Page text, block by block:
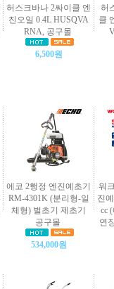
허스크바나 2싸이클 엔
진오일 0.4L HUSQVA
RNA, 공구몰
6,500원
허
클
에코 2행정 엔진예초기
RM-4301K (분리형-일
체형) 벌초기 제초기
공구몰
534,000원
워
진
cc
연